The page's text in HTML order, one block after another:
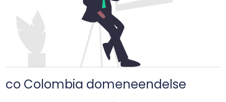
co Colombia domeneendelse